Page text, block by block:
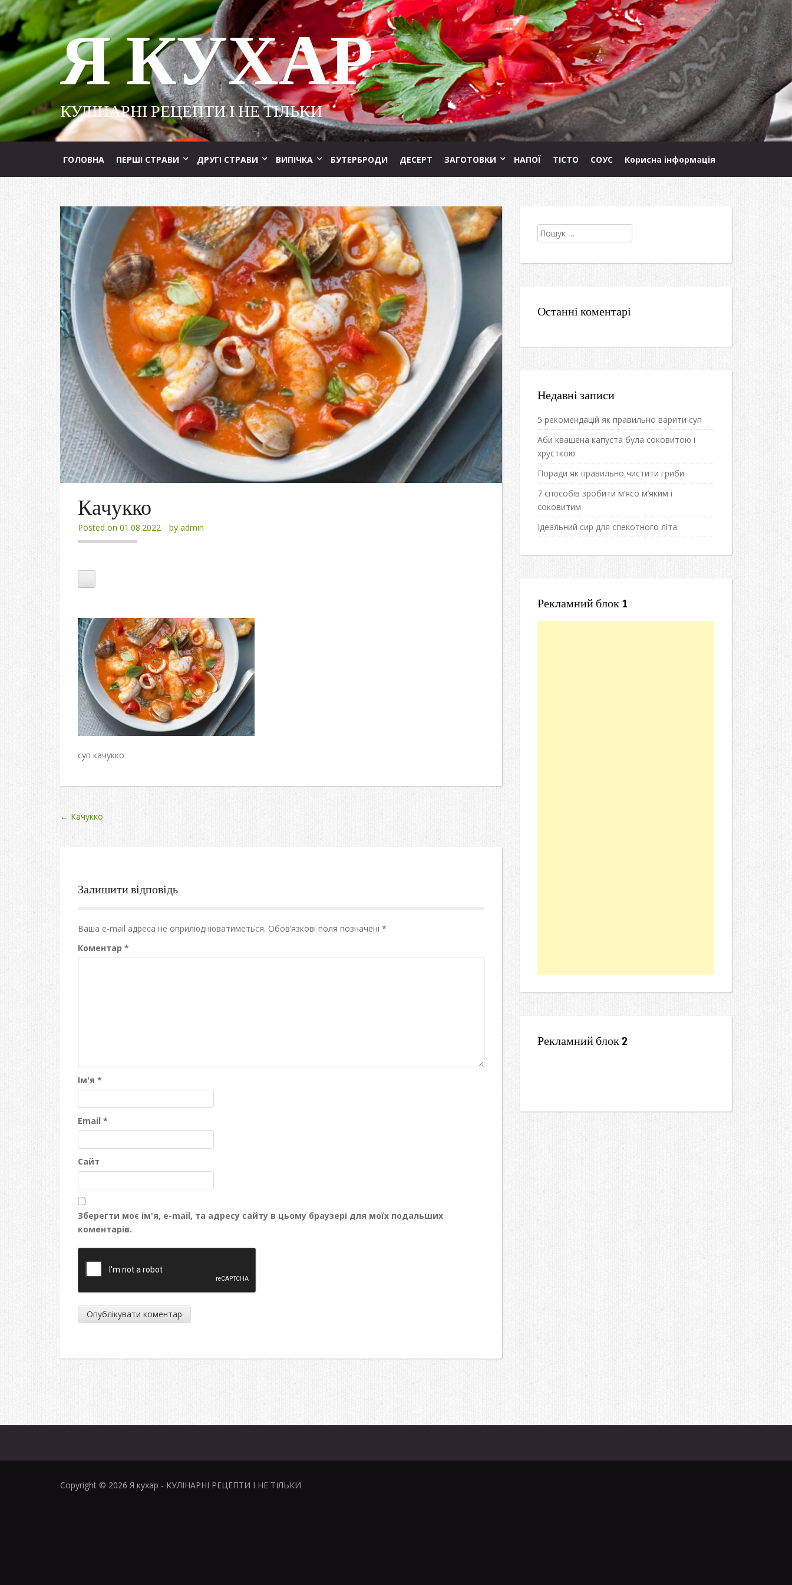
Я КУХАР
КУЛІНАРНІ РЕЦЕПТИ І НЕ ТІЛЬКИ
ГОЛОВНА ПЕРШІ СТРАВИ ДРУГІ СТРАВИ ВИПІЧКА БУТЕРБРОДИ ДЕСЕРТ ЗАГОТОВКИ НАПОЇ ТІСТО СОУС Корисна інформація
Качукко
Posted on 01.08.2022 by admin
суп качукко
Post
navigation
← Качукко
Залишити відповідь
Ваша e-mail адреса не оприлюднюватиметься. Обов’язкові поля позначені *
Коментар *
Ім'я *
Email *
Сайт
Зберегти моє ім'я, e-mail, та адресу сайту в цьому браузері для моїх подальших
коментарів.
Пошук:
Останні коментарі
Недавні записи
5 рекомендацій як правильно варити суп
Аби квашена капуста була соковитою і
хрусткою
Поради як правильно чистити гриби
7 способів зробити м’ясо м’яким і
соковитим
Ідеальний сир для спекотного літа.
Рекламний блок 1
Рекламний блок 2
Copyright © 2026 Я кухар - КУЛІНАРНІ РЕЦЕПТИ І НЕ ТІЛЬКИ